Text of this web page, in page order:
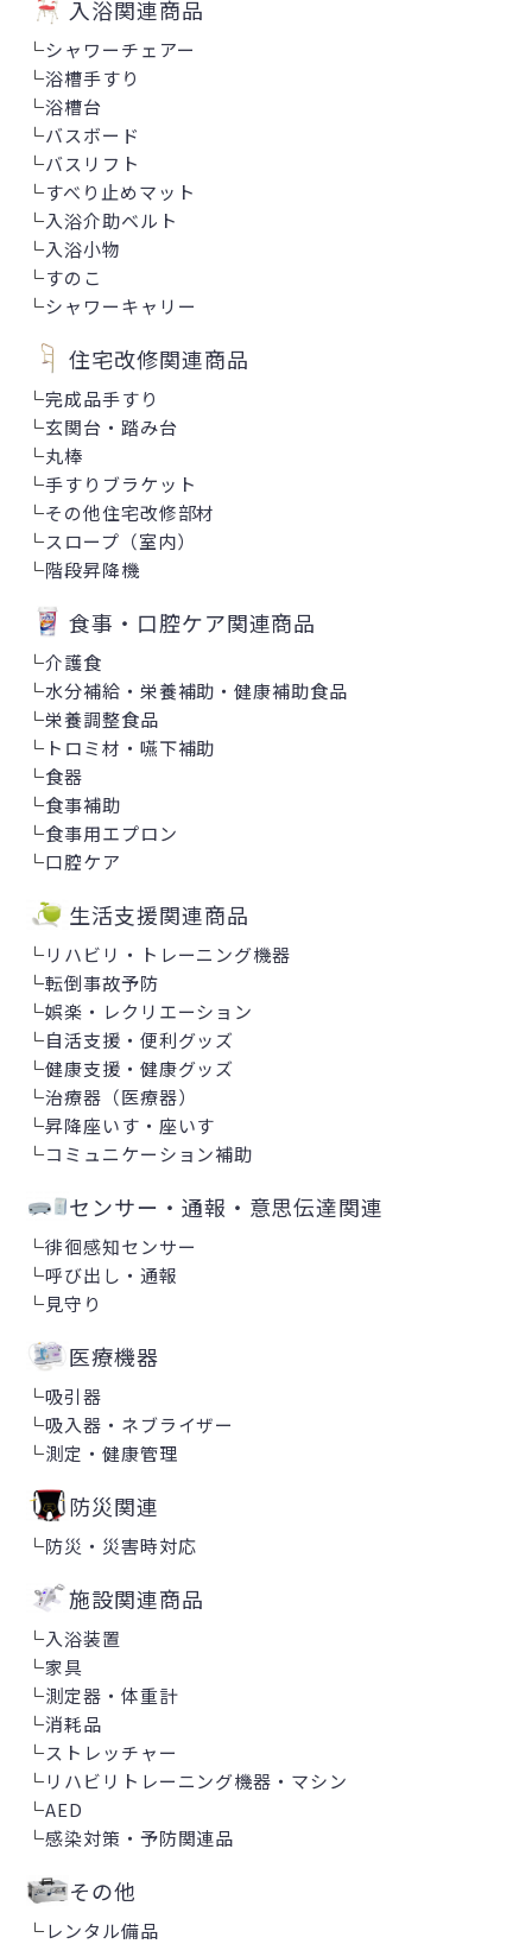
入浴関連商品
└シャワーチェアー
└浴槽手すり
└浴槽台
└バスボード
└バスリフト
└すべり止めマット
└入浴介助ベルト
└入浴小物
└すのこ
└シャワーキャリー
住宅改修関連商品
└完成品手すり
└玄関台・踏み台
└丸棒
└手すりブラケット
└その他住宅改修部材
└スロープ（室内）
└階段昇降機
食事・口腔ケア関連商品
└介護食
└水分補給・栄養補助・健康補助食品
└栄養調整食品
└ トロミ材・嚥下補助
└食器
└食事補助
└食事用エプロン
└口腔ケア
生活支援関連商品
└リハビリ・トレーニング機器
└転倒事故予防
└娯楽・レクリエーション
└自活支援・便利グッズ
└健康支援・健康グッズ
└治療器（医療器）
└昇降座いす・座いす
└コミュニケーション補助
センサー・通報・意思伝達関連
└徘徊感知センサー
└呼び出し・通報
└見守り
医療機器
└吸引器
└吸入器・ネブライザー
└測定・健康管理
防災関連
└防災・災害時対応
施設関連商品
└入浴装置
└家具
└測定器・体重計
└消耗品
└ストレッチャー
└リハビリトレーニング機器・マシン
└AED
└感染対策・予防関連品
その他
└レンタル備品